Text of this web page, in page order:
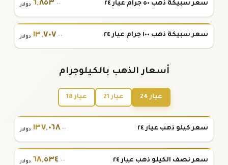
سعر سبيكة ذهب ٥٠ جرام عيار ٢٤ ٦,٨٥٣.٠٠ دولار
سعر سبيكة ذهب ١٠٠ جرام عيار ٢٤ ١٣,٧٠٧.٠٠ دولار
أسعار الذهب بالكيلوجرام
عيار 24 عيار 21 عيار 18
سعر كيلو ذهب عيار ٢٤ ١٣٧,٠٦٨.٠٠ دولار
سعر نصف الكيلو ذهب عيار ٢٤ ٦٨,٥٣٤.٠٠ دولار